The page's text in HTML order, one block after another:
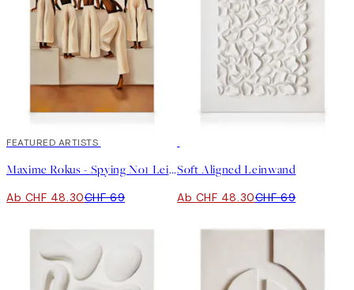
30%*
FEATURED ARTISTS
Maxime Rokus - Spying No1 Leinwand
Ab CHF 48.30CHF 69
Soft Aligned Leinwand
Ab CHF 48.30CHF 69